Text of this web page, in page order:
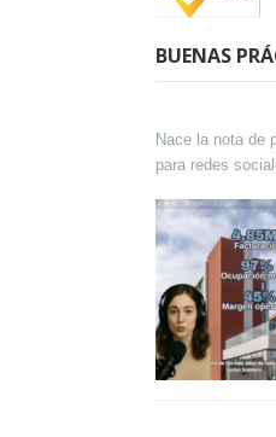
BUENAS
Nace la nota de
para redes